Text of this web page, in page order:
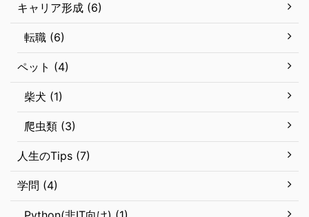
キャリア形成 (6)
転職 (6)
ペット (4)
柴犬 (1)
爬虫類 (3)
人生のTips (7)
学問 (4)